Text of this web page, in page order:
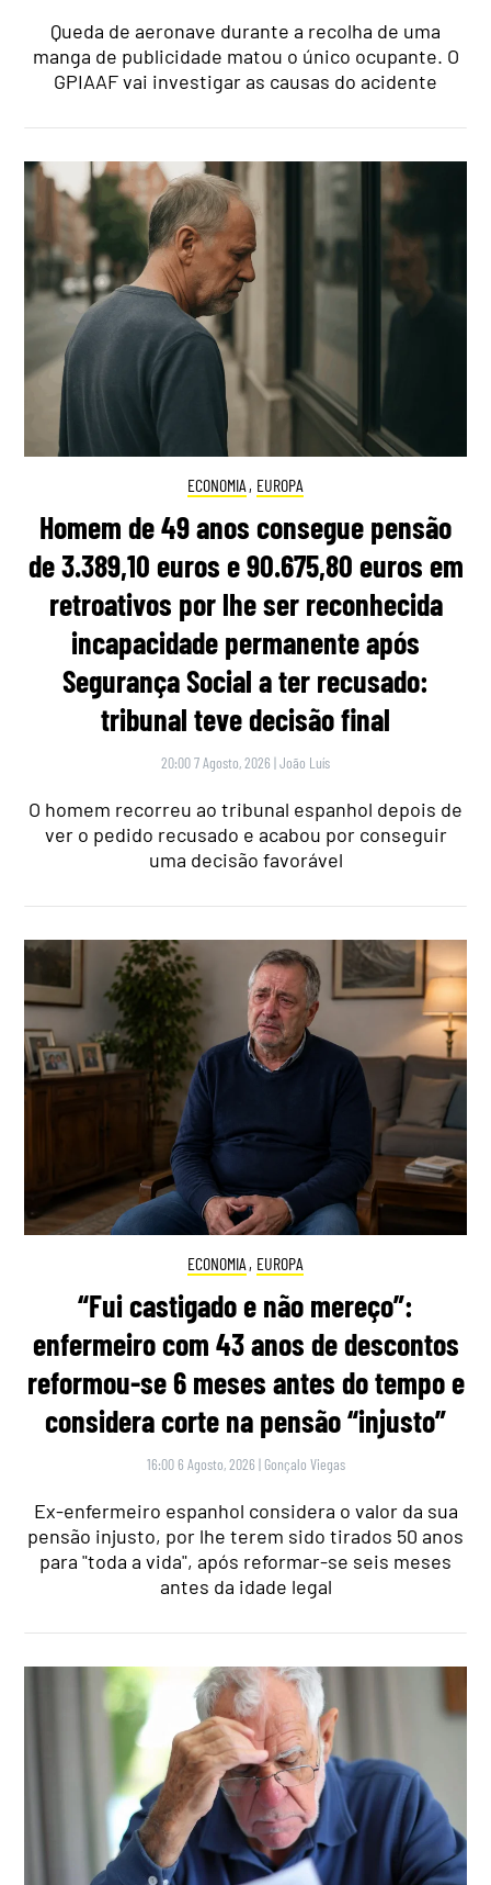
Queda de aeronave durante a recolha de uma
manga de publicidade matou o único ocupante. O
GPIAAF vai investigar as causas do acidente
ECONOMIA , EUROPA
Homem de 49 anos consegue pensão
de 3.389,10 euros e 90.675,80 euros em
retroativos por lhe ser reconhecida
incapacidade permanente após
Segurança Social a ter recusado:
tribunal teve decisão final
20:00 7 Agosto, 2026 |João Luís
O homem recorreu ao tribunal espanhol depois de
ver o pedido recusado e acabou por conseguir
uma decisão favorável
ECONOMIA , EUROPA
“Fui castigado e não mereço”:
enfermeiro com 43 anos de descontos
reformou-se 6 meses antes do tempo e
considera corte na pensão “injusto”
16:00 6 Agosto, 2026 | Gonçalo Viegas
Ex-enfermeiro espanhol considera o valor da sua
pensão injusto, por lhe terem sido tirados 50 anos
para "toda a vida", após reformar-se seis meses
antes da idade legal